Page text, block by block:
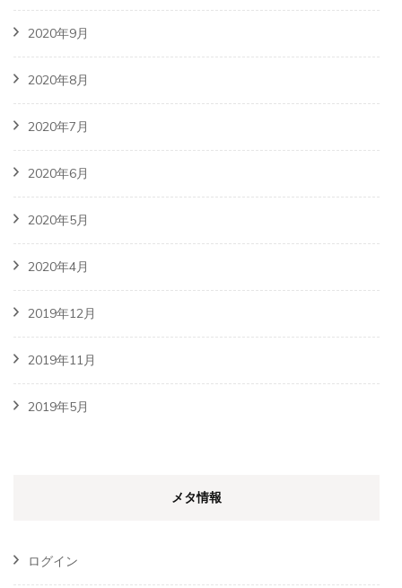
2020年9月
2020年8月
2020年7月
2020年6月
2020年5月
2020年4月
2019年12月
2019年11月
2019年5月
メタ情報
ログイン